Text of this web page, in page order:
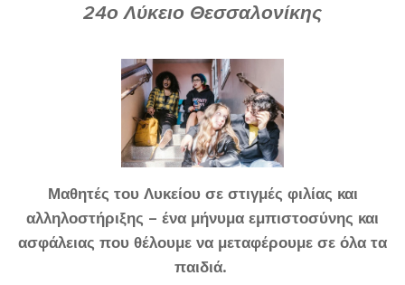
24ο Λύκειο Θεσσαλονίκης
Μαθητές του Λυκείου σε στιγμές φιλίας και
αλληλοστήριξης – ένα μήνυμα εμπιστοσύνης και
ασφάλειας που θέλουμε να μεταφέρουμε σε όλα τα
παιδιά.